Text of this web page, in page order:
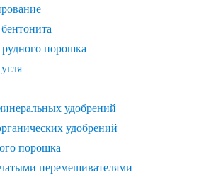
порошка
удобрений
удобрений
порошка
перемешивателями